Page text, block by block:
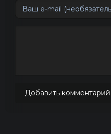
Добавить комментарий